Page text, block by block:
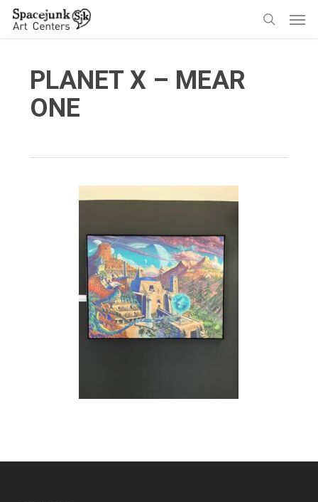
Skip
PLANET X – MEAR
ONE